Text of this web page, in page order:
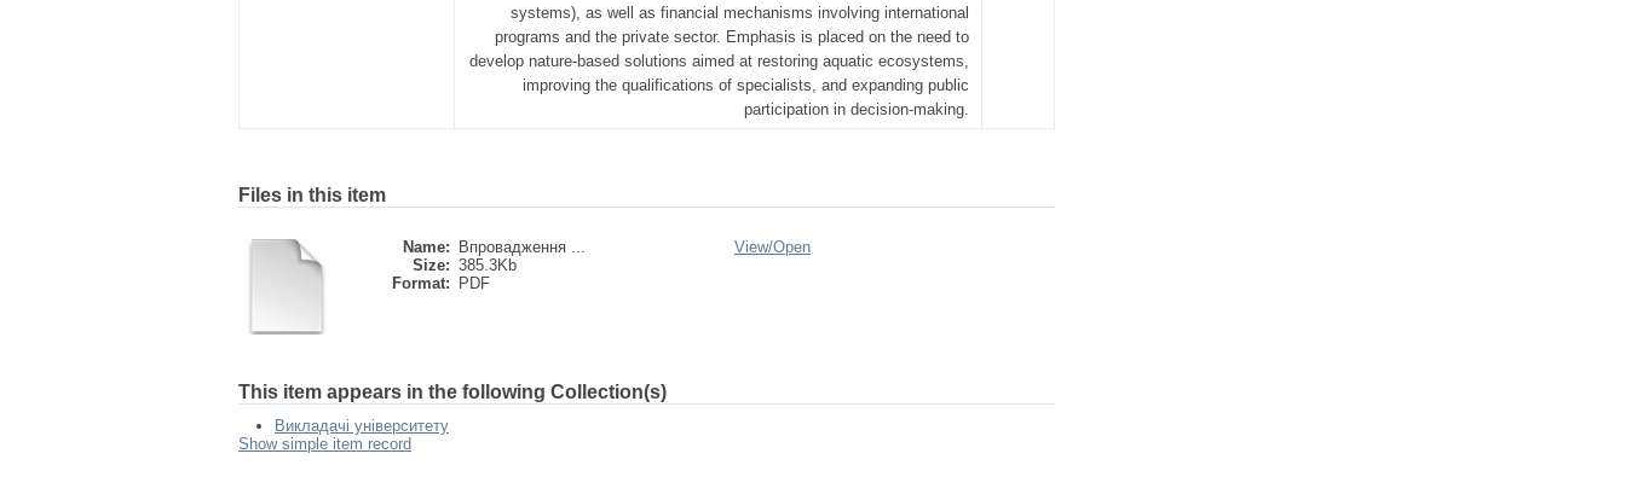
systems), as well as financial mechanisms involving international
programs and the private sector. Emphasis is placed on the need to
develop nature-based solutions aimed at restoring aquatic ecosystems,
improving the qualifications of specialists, and expanding public
participation in decision-making.
Files in this item
Name:
Впровадження ...
Size: 385.3Kb
Format:
PDF
View/Open
This item appears in the following Collection(s)
Викладачі університету
Show simple item record